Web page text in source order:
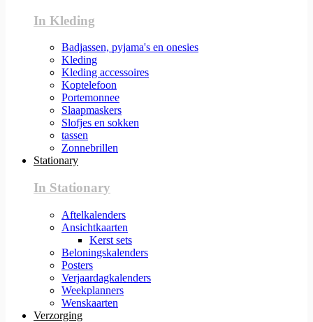
In Kleding
Badjassen, pyjama's en onesies
Kleding
Kleding accessoires
Koptelefoon
Portemonnee
Slaapmaskers
Slofjes en sokken
tassen
Zonnebrillen
Stationary
In Stationary
Aftelkalenders
Ansichtkaarten
Kerst sets
Beloningskalenders
Posters
Verjaardagkalenders
Weekplanners
Wenskaarten
Verzorging